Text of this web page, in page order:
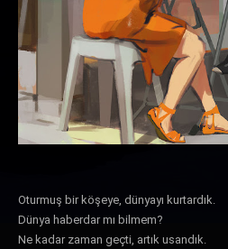
Oturmuş bir köşeye, dünyayı kurtardık.
Dünya haberdar mı bilmem?
Ne kadar zaman geçti, artık usandık.